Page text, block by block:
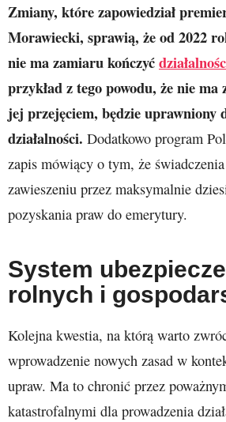
Zmiany, które zapowiedział
Morawiecki, sprawią, że od 2022
nie ma zamiaru kończyć
przykład z tego powodu, że nie ma
jej przejęciem, będzie uprawniony
działalności. Dodatkowo program
zapis mówiący o tym, że
zawieszeniu przez maksymalnie
pozyskania praw do emerytury.
System
rolnych i
Kolejna kwestia, na którą warto
wprowadzenie nowych zasad w
upraw. Ma to chronić przez
katastrofalnymi dla prowadzenia